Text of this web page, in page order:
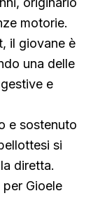
motorie.
il giovane è
una delle
e
e sostenuto
si
diretta.
Gioele